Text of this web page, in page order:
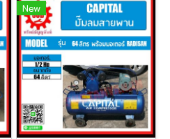
New